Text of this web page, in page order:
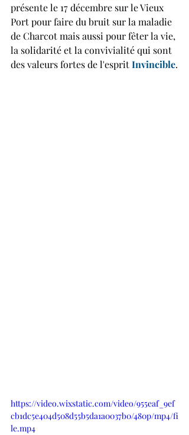
présente le 17 décembre sur le Vieux
Port pour faire du bruit sur la maladie
de Charcot mais aussi pour fêter la vie,
la solidarité et la convivialité qui sont
des valeurs fortes de l'esprit Invincible.
https://video.wixstatic.com/video/955eaf_9ef
cb1dc5e404d508d55b5da1a0037b0/480p/mp4/fi
le.mp4